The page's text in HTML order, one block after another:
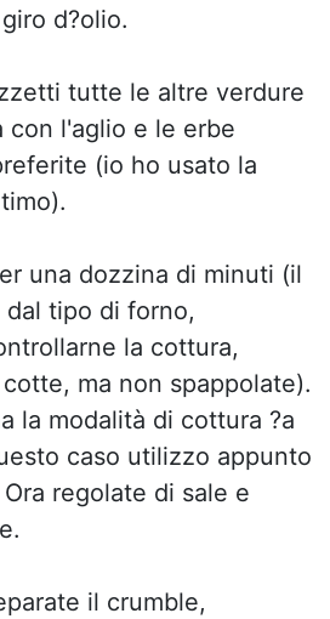
d?olio.
tutte le altre verdure
l'aglio e le erbe
(io ho usato la
una dozzina di minuti (il
tipo di forno,
la cottura,
ma non spappolate).
la modalità di cottura ?a
caso utilizzo appunto
regolate di sale e
il crumble,